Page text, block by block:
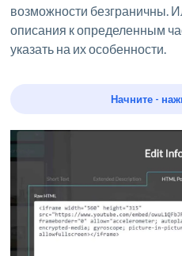
возможности безграничны.
описания к определенным
указать на их особенности.
Начните -